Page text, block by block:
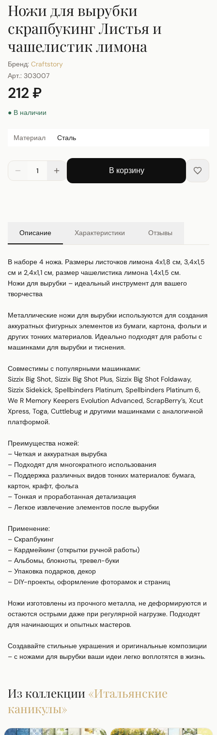
Ножи для вырубки
скрапбукинг Листья и
чашелистик лимона
Бренд: Craftstory
Арт.: 303007
212 ₽
● В наличии
Материал Сталь
1 В корзину
Описание Характеристики Отзывы
В наборе 4 ножа. Размеры листочков лимона 4х1,8 см, 3,4х1,5
см и 2,4х1,1 см, размер чашелистика лимона 1,4х1,5 см.
Ножи для вырубки – идеальный инструмент для вашего
творчества
Металлические ножи для вырубки используются для создания
аккуратных фигурных элементов из бумаги, картона, фольги и
других тонких материалов. Идеально подходят для работы с
машинками для вырубки и тиснения.
Совместимы с популярными машинками:
Sizzix Big Shot, Sizzix Big Shot Plus, Sizzix Big Shot Foldaway,
Sizzix Sidekick, Spellbinders Platinum, Spellbinders Platinum 6,
We R Memory Keepers Evolution Advanced, ScrapBerry’s, Xcut
Xpress, Toga, Cuttlebug и другими машинками с аналогичной
платформой.
Преимущества ножей:
– Четкая и аккуратная вырубка
– Подходят для многократного использования
– Поддержка различных видов тонких материалов: бумага,
картон, крафт, фольга
– Тонкая и проработанная детализация
– Легкое извлечение элементов после вырубки
Применение:
– Скрапбукинг
– Кардмейкинг (открытки ручной работы)
– Альбомы, блокноты, тревел-буки
– Упаковка подарков, декор
– DIY-проекты, оформление фоторамок и страниц
Ножи изготовлены из прочного металла, не деформируются и
остаются острыми даже при регулярной нагрузке. Подходят
для начинающих и опытных мастеров.
Создавайте стильные украшения и оригинальные композиции
– с ножами для вырубки ваши идеи легко воплотятся в жизнь.
Из коллекции «Итальянские
каникулы»